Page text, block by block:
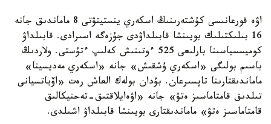
اۋە قورعانىسى كۇشتەرىنىڭ اسكەري ينستيتۋتى 8 ماماندىق جانە
16 بىلىكتىلىك بويىنشا قابىلداۋدى جۇزەگە اسىرادى. قابىلداۋ
كوميسسياسىنا بارلىعى 525 ءوتىنىش كەلىپ ءتۇستى. ولاردىڭ
باسىم بولىگى «اسكەري ۇشقىش» جانە «اسكەري مەديسينا»
ماماندىقتارىنا تاپسىرعان. بۇدان بولەك العاش رەت «اۆياتسيانى
تىلدىق قامتاماسىز ەتۋ» جانە «اۋەايلاقتىق-تەحنيكالىق
قامتاماسىز ەتۋ» ماماندىقتارى بويىنشا قابىلداۋ اشىلدى.